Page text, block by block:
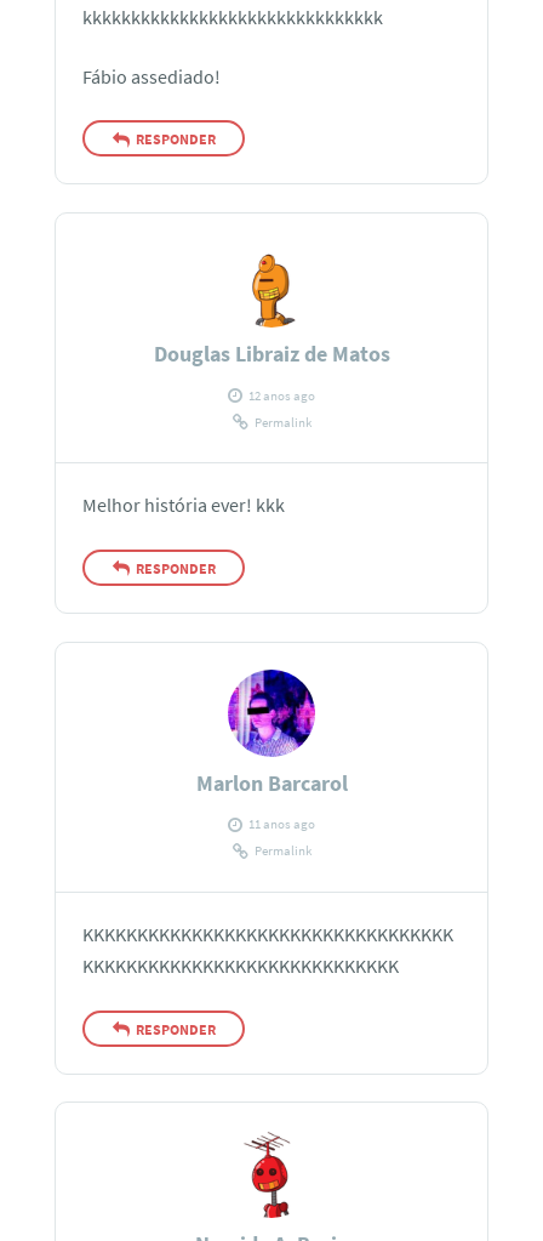
kkkkkkkkkkkkkkkkkkkkkkkkkkkkkkk
Fábio assediado!
RESPONDER
Douglas Libraiz de Matos
12 anos ago
Permalink
Melhor história ever! kkk
RESPONDER
Marlon Barcarol
11 anos ago
Permalink
KKKKKKKKKKKKKKKKKKKKKKKKKKKKKKKKKK
KKKKKKKKKKKKKKKKKKKKKKKKKKKKK
RESPONDER